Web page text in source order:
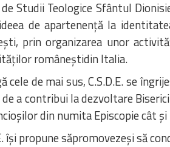
Studii Teologice Sfântul
de apartenență la
prin organizarea unor
româneștidin Italia.
cele de mai sus, C.S.D.E. se
a contribui la dezvoltare
din numita Episcopie cât
își propune săpromovezeși să